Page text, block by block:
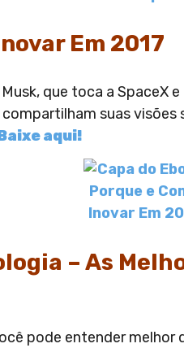
Em 2017
que toca a SpaceX
suas
aqui!
– As
pode entender melhor